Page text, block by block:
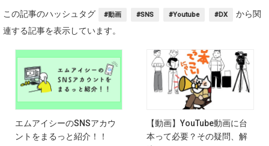
この記事のハッシュタグ #動画 #SNS #Youtube #DX
から関
連する記事を表示しています。
エムアイシーのSNSアカウ
ントをまるっと紹介！！
【動画】YouTube動画に台
本って必要？その疑問、解